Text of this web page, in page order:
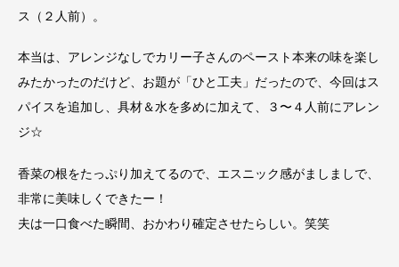
ス（２人前）。
本当は、アレンジなしでカリー子さんのペースト本来の味を楽し
みたかったのだけど、お題が「ひと工夫」だったので、今回はス
パイスを追加し、具材＆水を多めに加えて、３〜４人前にアレン
ジ☆
香菜の根をたっぷり加えてるので、エスニック感がましましで、
非常に美味しくできたー！
夫は一口食べた瞬間、おかわり確定させたらしい。笑笑